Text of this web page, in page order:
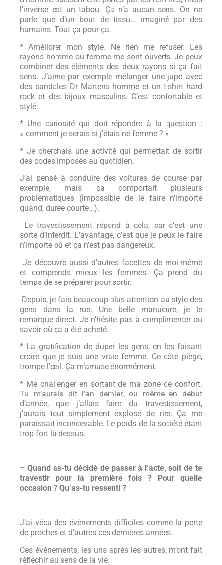
l’inverse est un tabou. Ça n’a aucun sens. On ne
parle que d’un bout de tissu… imaginé par des
humains. Tout ça pour ça.
* Améliorer mon style. Ne rien me refuser. Les
rayons homme ou femme me sont ouverts. Je peux
combiner des éléments des deux rayons si ça fait
sens. J’aime par exemple mélanger une jupe avec
des sandales Dr Martens homme et un t-shirt hard
rock et des bijoux masculins. C’est confortable et
stylé.
* Une curiosité qui doit répondre à la question :
« comment je serais si j’étais né femme ? »
* Je cherchais une activité qui permettait de sortir
des codes imposés au quotidien.
J’ai pensé à conduire des voitures de course par
exemple, mais ça comportait plusieurs
problématiques (impossible de le faire n’importe
quand, durée courte…).
Le travestissement répond à cela, car c’est une
sorte d’interdit. L’avantage, c’est que je peux le faire
n’importe où et ça n’est pas dangereux.
Je découvre aussi d’autres facettes de moi-même
et comprends mieux les femmes. Ça prend du
temps de se préparer pour sortir.
Depuis, je fais beaucoup plus attention au style des
gens dans la rue. Une belle manucure, je le
remarque direct. Je n’hésite pas à complimenter ou
savoir où ça a été acheté.
* La gratification de duper les gens, en les faisant
croire que je suis une vraie femme. Ce côté piège,
trompe l’œil. Ça m’amuse énormément.
* Me challenger en sortant de ma zone de confort.
Tu m’aurais dit l’an dernier, ou même en début
d’année, que j’allais faire du travestissement,
j’aurais tout simplement explosé de rire. Ça me
paraissait inconcevable. Le poids de la société étant
trop fort là-dessus.
– Quand as-tu décidé de passer à l’acte, soit de te
travestir pour la première fois ? Pour quelle
occasion ? Qu’as-tu ressenti ?
J’ai vécu des évènements difficiles comme la perte
de proches et d’autres ces dernières années.
Ces évènements, les uns après les autres, m’ont fait
réfléchir au sens de la vie.